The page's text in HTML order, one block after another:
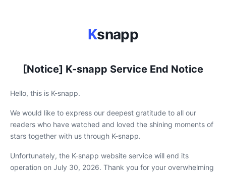
Ksnapp
[Notice] K-snapp Service End Notice
Hello, this is K-snapp.
We would like to express our deepest gratitude to all our
readers who have watched and loved the shining moments of
stars together with us through K-snapp.
Unfortunately, the K-snapp website service will end its
operation on July 30, 2026. Thank you for your overwhelming